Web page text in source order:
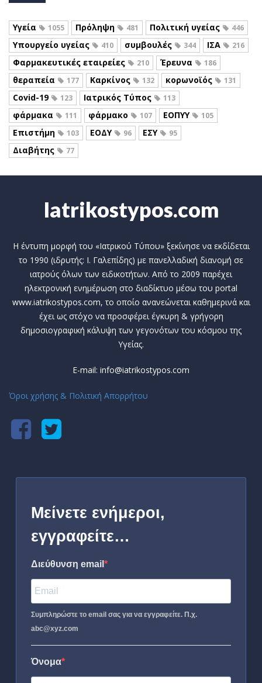
Υγεία 1055 Πρόληψη 481 Πολιτική υγείας 446
Υπουργείο υγείας 410 συμβουλές 344 ΙΣΑ 216
Φαρμακευτικές εταιρείες 210 Έρευνα 186
θεραπεία 177 Καρκίνος 132 κορωνοϊός 131
Covid-19 123 Ιατρικός Τύπος 113
φάρμακα 111 φάρμακο 107 ΕΟΠΥΥ 105
Επιστήμη 103 ΕΟΔΥ 96 ΕΣΥ 95
Διαβήτης 77
Iatrikostypos.com
Η έντυπη μορφή του «Ιατρικού Τύπου» ξεκίνησε να εκδίδεται
το 1990 (ιδρυτής: Ι. Γαλεπίδης) με πανελλαδική διανομή σε
ιατρούς όλων των ειδικοτήτων. Από το 2009 παρέχει
ηλεκτρονική ενημέρωση στο διαδίκτυο μέσω του portal
www.iatrikostypos.com, το οποίο ανανεώνεται καθημερινά και
έχει ως στόχο να προσφέρει έγκυρη & γρήγορη
δημοσιογραφική κάλυψη των γεγονότων του κόσμου της
Υγείας.
E-mail: info@iatrikostypos.com
Όροι χρήσης & Πολιτική Απορρήτου
Μείνετε ενήμεροι,
εγγραφείτε…
Διεύθυνση email
Συμπληρώστε το email σας για να εγγραφείτε. Π.χ.
abc@xyz.com
Όνομα